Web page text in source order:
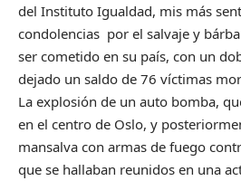
del Instituto Igualdad, mis más
condolencias por el salvaje y
ser cometido en su país, con un
dejado un saldo de 76 víctimas
La explosión de un auto bomba,
en el centro de Oslo, y
mansalva con armas de fuego
que se hallaban reunidos en una